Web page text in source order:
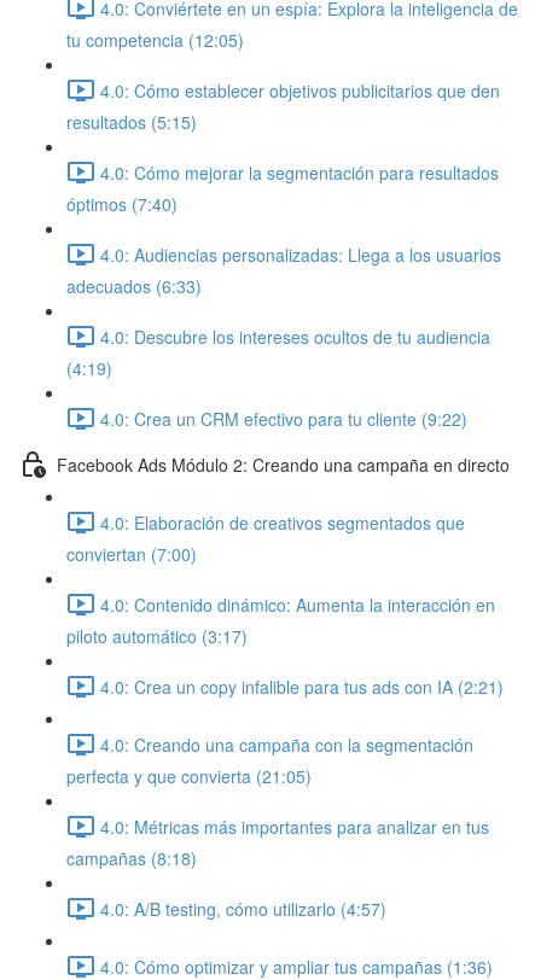
4.0: Conviértete en un espía: Explora la inteligencia de
tu competencia (12:05)
4.0: Cómo establecer objetivos publicitarios que den
resultados (5:15)
4.0: Cómo mejorar la segmentación para resultados
óptimos (7:40)
4.0: Audiencias personalizadas: Llega a los usuarios
adecuados (6:33)
4.0: Descubre los intereses ocultos de tu audiencia
(4:19)
4.0: Crea un CRM efectivo para tu cliente (9:22)
Facebook Ads Módulo 2: Creando una campaña en directo
4.0: Elaboración de creativos segmentados que
conviertan (7:00)
4.0: Contenido dinámico: Aumenta la interacción en
piloto automático (3:17)
4.0: Crea un copy infalible para tus ads con IA (2:21)
4.0: Creando una campaña con la segmentación
perfecta y que convierta (21:05)
4.0: Métricas más importantes para analizar en tus
campañas (8:18)
4.0: A/B testing, cómo utilizarlo (4:57)
4.0: Cómo optimizar y ampliar tus campañas (1:36)